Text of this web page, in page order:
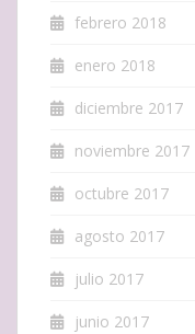
febrero 2018
enero 2018
diciembre 2017
noviembre 2017
octubre 2017
agosto 2017
julio 2017
junio 2017